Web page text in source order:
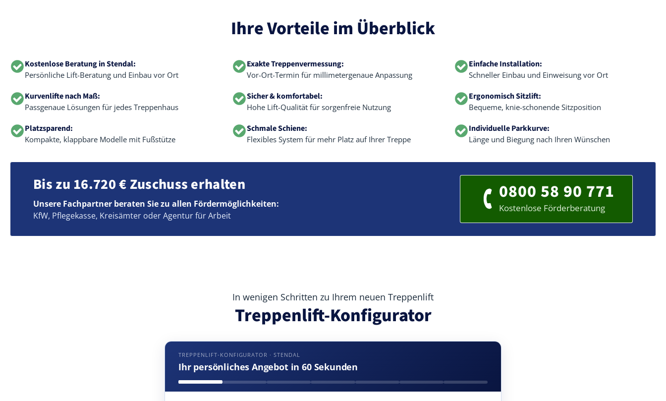
Ihre Vorteile im Überblick
Kostenlose Beratung in Stendal:
Persönliche Lift-Beratung und Einbau vor Ort
Exakte Treppenvermessung:
Vor-Ort-Termin für millimetergenaue Anpassung
Einfache Installation:
Schneller Einbau und Einweisung vor Ort
Kurvenlifte nach Maß:
Passgenaue Lösungen für jedes Treppenhaus
Sicher & komfortabel:
Hohe Lift-Qualität für sorgenfreie Nutzung
Ergonomisch Sitzlift:
Bequeme, knie-schonende Sitzposition
Platzsparend:
Kompakte, klappbare Modelle mit Fußstütze
Schmale Schiene:
Flexibles System für mehr Platz auf Ihrer Treppe
Individuelle Parkkurve:
Länge und Biegung nach Ihren Wünschen
Bis zu 16.720 € Zuschuss erhalten
Unsere Fachpartner beraten Sie zu allen Fördermöglichkeiten:
KfW, Pflegekasse, Kreisämter oder Agentur für Arbeit
0800 58 90 771
Kostenlose Förderberatung
In wenigen Schritten zu Ihrem neuen Treppenlift
Treppenlift-Konfigurator
TREPPENLIFT-KONFIGURATOR · STENDAL
Ihr persönliches Angebot in 60 Sekunden